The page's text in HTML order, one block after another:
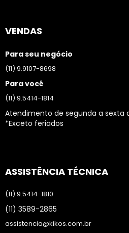
VENDAS
Para seu negócio
(11) 9.9107-8698
Para você
(11) 9.5414-1814
Atendimento de segunda a sexta
*Exceto feriados
ASSISTÊNCIA TÉCNICA
(11) 9.5414-1810
(11) 3589-2865
assistencia@kikos.com.br